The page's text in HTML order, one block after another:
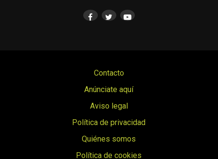
Contacto
Anúnciate aquí
Aviso legal
Política de privacidad
Quiénes somos
Política de cookies